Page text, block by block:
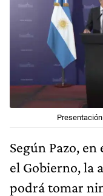
Según Pazo,
el Gobierno, la
podrá tomar